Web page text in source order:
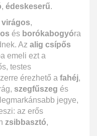
, édeskeserű.
virágos,
és borókabogyóra
Az alig csípős
emeli ezt a
testes
érezhető a fahéj,
szegfűszeg és
legmarkánsabb jegye,
az erős
zsibbasztó,